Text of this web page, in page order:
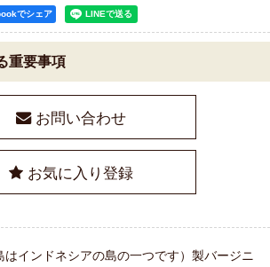
でシェア
重要事項
お問い合わせ
お気に入り登録
はインドネシアの島の一つです）製バージニ